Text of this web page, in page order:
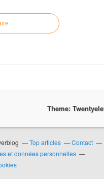
Theme:
Top articles
Contact
et données personnelles